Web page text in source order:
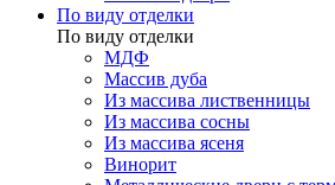
По виду отделки
По виду отделки
МДФ
Массив дуба
Из массива лиственницы
Из массива сосны
Из массива ясеня
Винорит